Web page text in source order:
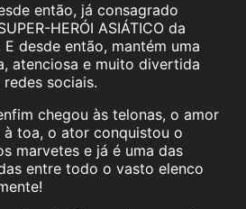
então, já consagrado
HERÓI ASIÁTICO da
desde então, mantém uma
atenciosa e muito divertida
sociais.
chegou às telonas, o amor
toa, o ator conquistou o
marvetes e já é uma das
entre todo o vasto elenco